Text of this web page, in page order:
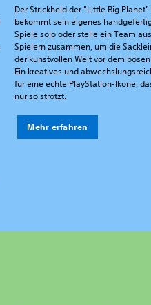
Der Strickheld der "Little Big
bekommt sein eigenes
Spiele solo oder stelle ein Team
Spielern zusammen, um die
der kunstvollen Welt vor dem
Ein kreatives und
für eine echte PlayStation-Ikone,
nur so strotzt.
Mehr erfahren